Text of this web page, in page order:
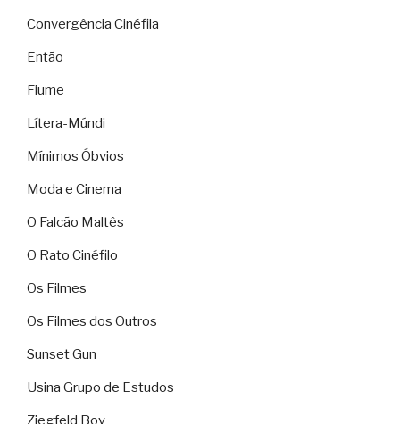
Convergência Cinéfila
Então
Fiume
Lítera-Múndi
Mínimos Óbvios
Moda e Cinema
O Falcão Maltês
O Rato Cinéfilo
Os Filmes
Os Filmes dos Outros
Sunset Gun
Usina Grupo de Estudos
Ziegfeld Boy